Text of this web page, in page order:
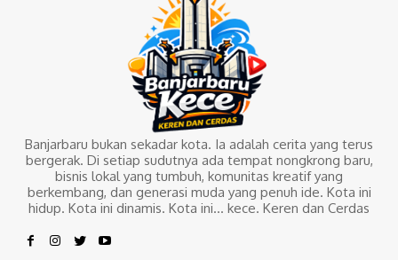
Banjarbaru bukan sekadar kota. Ia adalah cerita yang terus
bergerak. Di setiap sudutnya ada tempat nongkrong baru,
bisnis lokal yang tumbuh, komunitas kreatif yang
berkembang, dan generasi muda yang penuh ide. Kota ini
hidup. Kota ini dinamis. Kota ini… kece. Keren dan Cerdas